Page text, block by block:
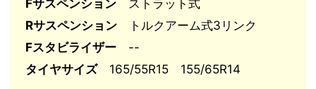
Fサスペンション ストラット式
Rサスペンション トルクアーム式3リンク
Fスタビライザー --
タイヤサイズ165/55R15 155/65R14